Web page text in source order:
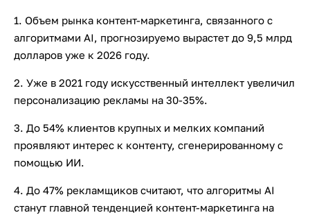
1. Объем рынка контент-маркетинга, связанного с
алгоритмами AI, прогнозируемо вырастет до 9,5 млрд
долларов уже к 2026 году.
2. Уже в 2021 году искусственный интеллект увеличил
персонализацию рекламы на 30-35%.
3. До 54% клиентов крупных и мелких компаний
проявляют интерес к контенту, сгенерированному с
помощью ИИ.
4. До 47% рекламщиков считают, что алгоритмы AI
станут главной тенденцией контент-маркетинга на